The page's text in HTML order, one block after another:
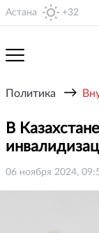
Астана +32
Политика →
В
06 ноября 2024,